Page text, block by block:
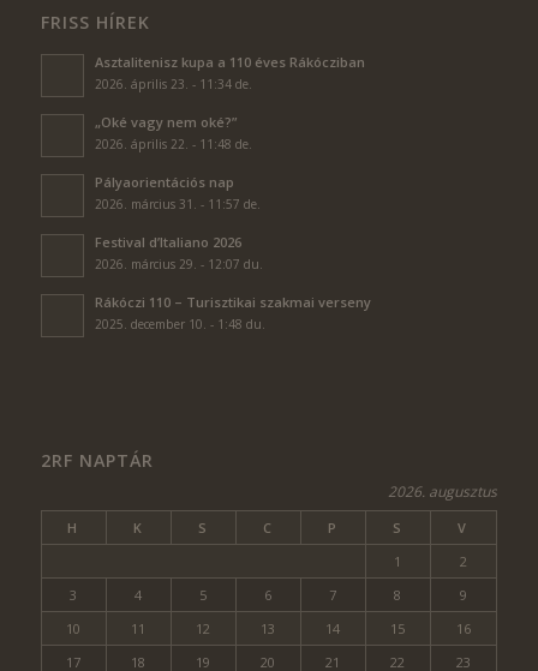
FRISS HÍREK
Asztalitenisz kupa a 110 éves Rákócziban
2026. április 23. - 11:34 de.
„Oké vagy nem oké?”
2026. április 22. - 11:48 de.
Pályaorientációs nap
2026. március 31. - 11:57 de.
Festival d’Italiano 2026
2026. március 29. - 12:07 du.
Rákóczi 110 – Turisztikai szakmai verseny
2025. december 10. - 1:48 du.
2RF NAPTÁR
2026. augusztus
H K S C P S
V
1
2
3
4 5 6 7 8
9
10
11 12 13 14 15
16
17
18 19 20 21 22 23